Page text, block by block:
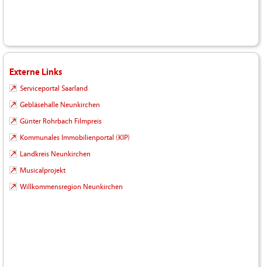
Externe Links
Serviceportal Saarland
Gebläsehalle Neunkirchen
Günter Rohrbach Filmpreis
Kommunales Immobilienportal (KIP)
Landkreis Neunkirchen
Musicalprojekt
Willkommensregion Neunkirchen